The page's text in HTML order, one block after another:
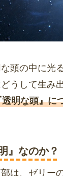
頭の中に光
うして生み
透明な頭』に
』なのか？
は、ゼリー